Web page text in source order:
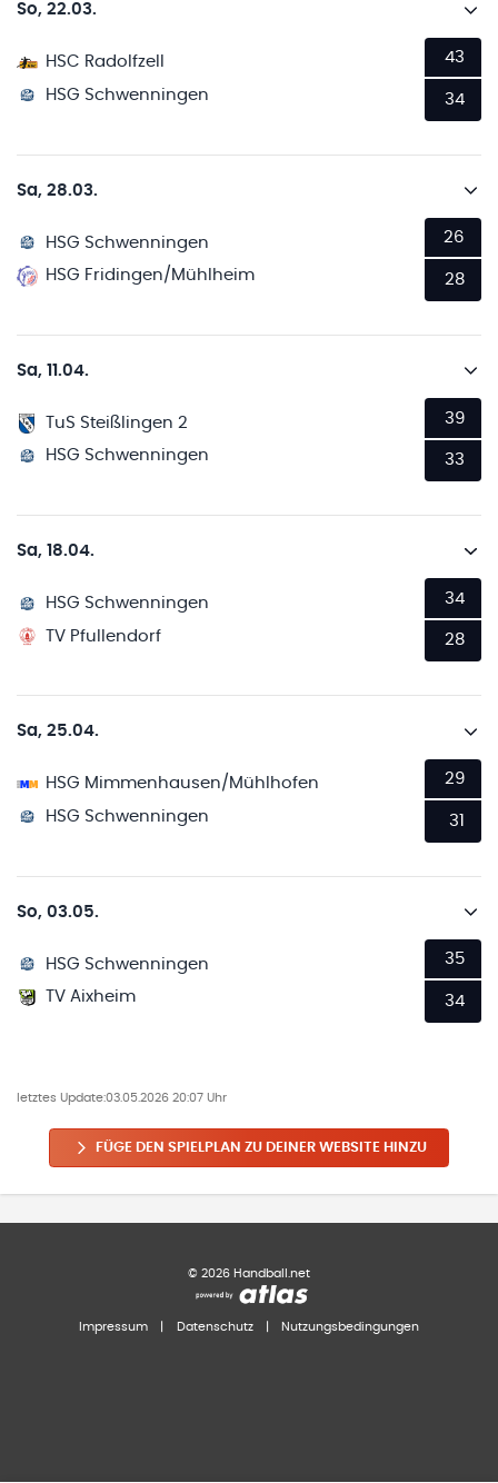
So, 22.03.
HSC Radolfzell
HSG Schwenningen
43
34
Sa, 28.03.
HSG Schwenningen
HSG Fridingen/Mühlheim
26
28
Sa, 11.04.
TuS Steißlingen 2
HSG Schwenningen
39
33
Sa, 18.04.
HSG Schwenningen
TV Pfullendorf
34
28
Sa, 25.04.
HSG Mimmenhausen/Mühlhofen
HSG Schwenningen
29
31
So, 03.05.
HSG Schwenningen
TV Aixheim
35
34
letztes Update:03.05.2026 20:07 Uhr
FÜGE DEN SPIELPLAN ZU DEINER WEBSITE HINZU
© 2026 Handball.net
Impressum Datenschutz Nutzungsbedingungen